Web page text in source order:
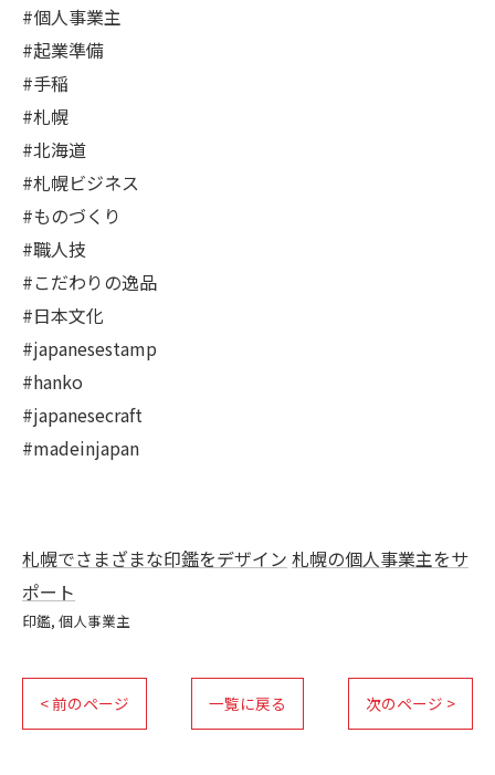
#個人事業主
#起業準備
#手稲
#札幌
#北海道
#札幌ビジネス
#ものづくり
#職人技
#こだわりの逸品
#日本文化
#japanesestamp
#hanko
#japanesecraft
#madeinjapan
札幌でさまざまな印鑑をデザイン 札幌の個人事業主をサ
ポート
印鑑 個人事業主
< 前のページ 一覧に戻る 次のページ >